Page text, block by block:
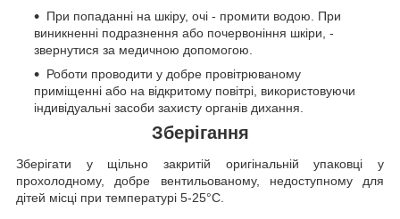
При попаданні на шкіру, очі - промити водою. При
виникненні подразнення або почервоніння шкіри, -
звернутися за медичною допомогою.
Роботи проводити у добре провітрюваному
приміщенні або на відкритому повітрі, використовуючи
індивідуальні засоби захисту органів дихання.
Зберігання
Зберігати у щільно закритій оригінальній упаковці у
прохолодному, добре вентильованому, недоступному для
дітей місці при температурі 5-25°C.